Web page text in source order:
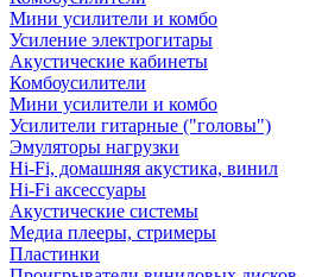
Мини усилители и комбо
Усиление электрогитары
Акустические кабинеты
Комбоусилители
Мини усилители и комбо
Усилители гитарные ("головы")
Эмуляторы нагрузки
Hi-Fi, домашняя акустика, винил
Hi-Fi аксессуары
Акустические системы
Медиа плееры, стримеры
Пластинки